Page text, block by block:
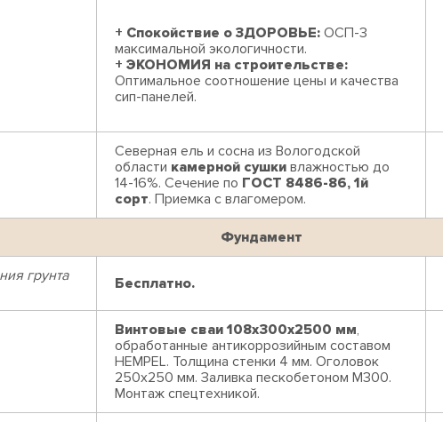
+ Спокойствие о ЗДОРОВЬЕ: ОСП-3
максимальной экологичности.
+ ЭКОНОМИЯ на строительстве:
Оптимальное соотношение цены и качества
сип-панелей.
Северная ель и сосна из Вологодской
области камерной сушки влажностью до
14-16%. Сечение по ГОСТ 8486-86, 1й
сорт. Приемка с влагомером.
Фундамент
грунта
Бесплатно.
Винтовые сваи 108x300x2500 мм,
обработанные антикоррозийным составом
HEMPEL. Толщина стенки 4 мм. Оголовок
250х250 мм. Заливка пескобетоном М300.
Монтаж спецтехникой.